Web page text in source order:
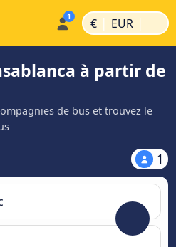
€ | EUR |
à partir de
de bus et trouvez le
1